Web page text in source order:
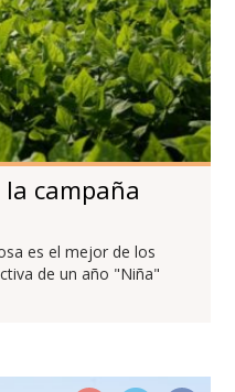
campaña
es el mejor de los
de un año "Niña"